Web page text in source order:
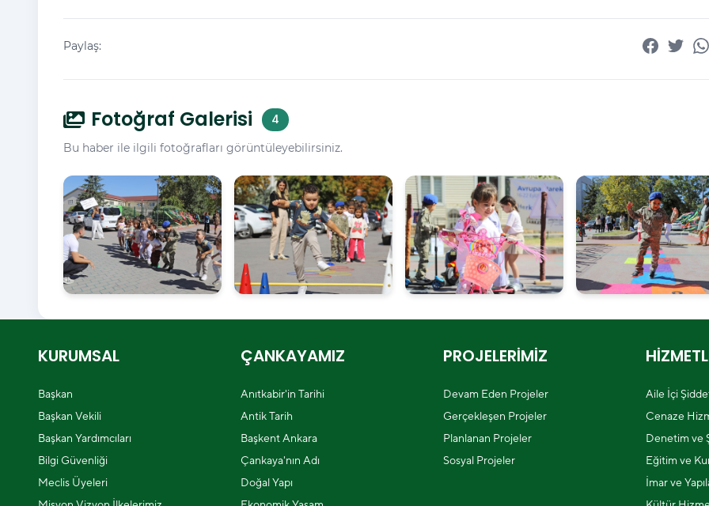
Paylaş:
Fotoğraf Galerisi 4
Bu haber ile ilgili fotoğrafları görüntüleyebilirsiniz.
KURUMSAL
Başkan
Başkan Vekili
Başkan Yardımcıları
Bilgi Güvenliği
Meclis Üyeleri
ÇANKAYAMIZ
Anıtkabir'in Tarihi
Antik Tarih
Başkent Ankara
Çankaya'nın Adı
Doğal Yapı
PROJELERİMİZ
Devam Eden Projeler
Gerçekleşen Projeler
Planlanan Projeler
Sosyal Projeler
Aile İçi
Cenaze
Denetim ve
Eğitim ve
İmar ve